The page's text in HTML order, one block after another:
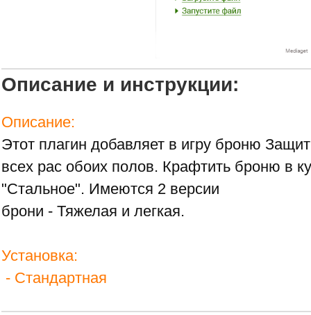
Описание и инструкции:
Описание:
Этот плагин добавляет в игру броню
всех рас обоих полов. Крафтить броню в
"Стальное". Имеются 2 версии
брони - Тяжелая и легкая.
Установка:
- Стандартная